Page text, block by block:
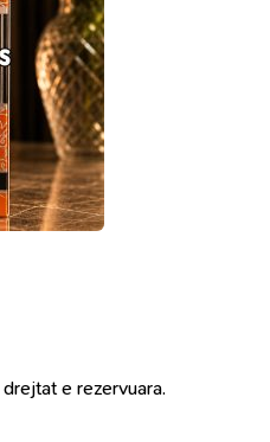
e rezervuara.